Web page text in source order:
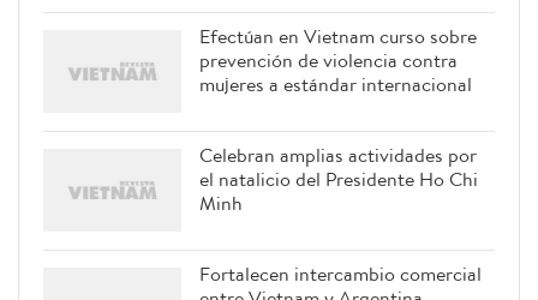
Efectúan en Vietnam curso sobre
prevención de violencia contra
mujeres a estándar internacional
Celebran amplias actividades por
el natalicio del Presidente Ho Chi
Minh
Fortalecen intercambio comercial